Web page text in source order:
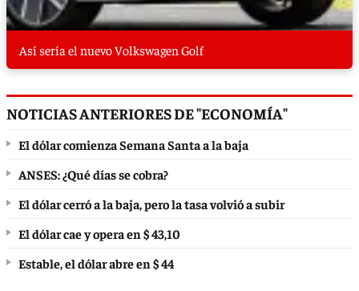
Así sería el nuevo Volkswagen Golf
NOTICIAS ANTERIORES DE "ECONOMÍA"
El dólar comienza Semana Santa a la baja
ANSES: ¿Qué días se cobra?
El dólar cerró a la baja, pero la tasa volvió a subir
El dólar cae y opera en $ 43,10
Estable, el dólar abre en $ 44